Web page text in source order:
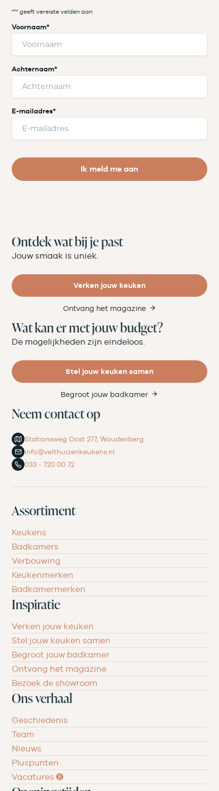
"*" geeft vereiste velden aan
Voornaam*
Achternaam*
E-mailadres*
Ik meld me aan
Ontdek wat bij je past
Jouw smaak is uniek.
Verken jouw keuken
Ontvang het magazine
Wat kan er met jouw budget?
De mogelijkheden zijn eindeloos.
Stel jouw keuken samen
Begroot jouw badkamer
Neem contact op
Stationsweg Oost 277, Woudenberg
info@velthuizenkeukens.nl
033 - 720 00 72
Assortiment
Keukens
Badkamers
Verbouwing
Keukenmerken
Badkamermerken
Inspiratie
Verken jouw keuken
Stel jouw keuken samen
Begroot jouw badkamer
Ontvang het magazine
Bezoek de showroom
Ons verhaal
Geschiedenis
Team
Nieuws
Pluspunten
Vacatures ➑